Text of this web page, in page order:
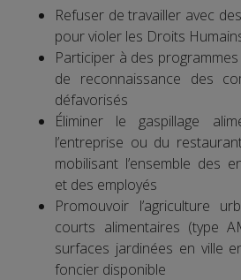
Refuser de travailler avec
pour violer les Droits
Participer à des
de reconnaissance des
défavorisés
Éliminer le gaspillage
l’entreprise ou du
mobilisant l’ensemble des
et des employés
Promouvoir l’agriculture
courts alimentaires (type
surfaces jardinées en ville
foncier disponible